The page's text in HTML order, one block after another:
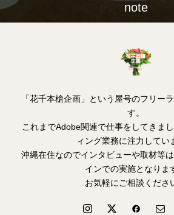
note
「花千本槍企画」という屋号のフリー
す。
これまでAdobe関連で仕事をしてきま
ィング業務に注力してい
沖縄在住なのでインタビューや取材等
インでの実施となりま
お気軽にご相談くださ